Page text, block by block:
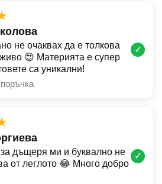
не очаквах да е толкова
😍 Материята е супер
са уникални!
✓
дъщеря ми и буквално не
от леглото 😂 Много добро
✓